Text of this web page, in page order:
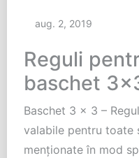
aug. 2, 2019
Reguli
baschet
Baschet 3 x 3 –
valabile pentru toate
menționate în mod